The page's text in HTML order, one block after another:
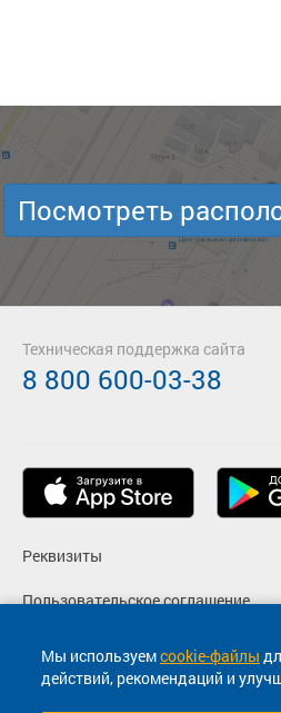
Мы используемcookie-файлы
действий, рекомендаций и
Посмотреть
Реквизиты
Пользовательское соглашение
Политика конфиденциальности
Согласие на маркетинговые
Техническая поддержка сайта
8 800 600-03-38